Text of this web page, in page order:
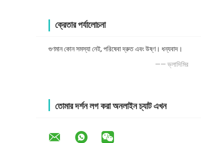
ক্রেতার পর্যালোচনা
গুণমান কোন সমস্যা নেই, পরিষেবা দ্রুত এবং উষ্ণ। ধন্যবাদ।
—— ভ্লাদিমির
তোমার দর্শন লগ করা অনলাইন চ্যাট এখন